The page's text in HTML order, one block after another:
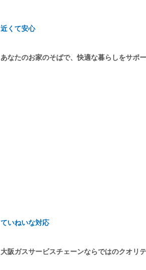
近くて安心
あなたのお家のそばで、快適な暮らしをサポー
ていねいな対応
大阪ガスサービスチェーンならではのクオリ